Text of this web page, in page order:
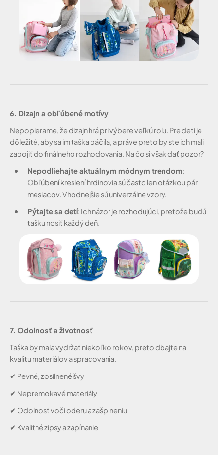
6. Dizajn a obľúbené motívy
Nepopierame, že dizajn hrá pri výbere veľkú rolu. Pre deti je
dôležité, aby sa im taška páčila, a práve preto by ste ich mali
zapojiť do finálneho rozhodovania. Na čo si však dať pozor?
Nepodliehajte aktuálnym módnym trendom:
Obľúbení kreslení hrdinovia sú často len otázkou pár
mesiacov. Vhodnejšie sú univerzálne vzory.
Pýtajte sa detí: Ich názor je rozhodujúci, pretože budú
tašku nosiť každý deň.
7. Odolnosť a životnosť
Taška by mala vydržať niekoľko rokov, preto dbajte na
kvalitu materiálov a spracovania.
✔ Pevné, zosilnené švy
✔ Nepremokavé materiály
✔ Odolnosť voči oderu a zašpineniu
✔ Kvalitné zipsy a zapínanie